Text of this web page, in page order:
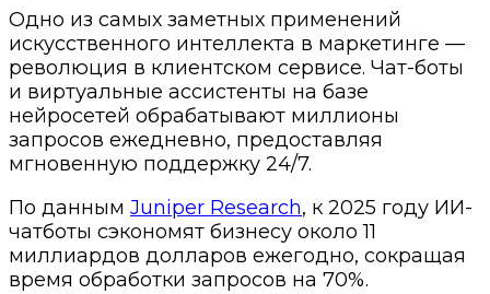
Одно из самых заметных применений
искусственного интеллекта в маркетинге —
революция в клиентском сервисе. Чат-боты
и виртуальные ассистенты на базе
нейросетей обрабатывают миллионы
запросов ежедневно, предоставляя
мгновенную поддержку 24/7.
По данным Juniper Research, к 2025 году ИИ-
чатботы сэкономят бизнесу около 11
миллиардов долларов ежегодно, сокращая
время обработки запросов на 70%.